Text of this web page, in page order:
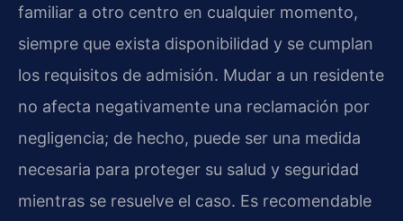
familiar a otro centro en cualquier momento,
siempre que exista disponibilidad y se cumplan
los requisitos de admisión. Mudar a un residente
no afecta negativamente una reclamación por
negligencia; de hecho, puede ser una medida
necesaria para proteger su salud y seguridad
mientras se resuelve el caso. Es recomendable